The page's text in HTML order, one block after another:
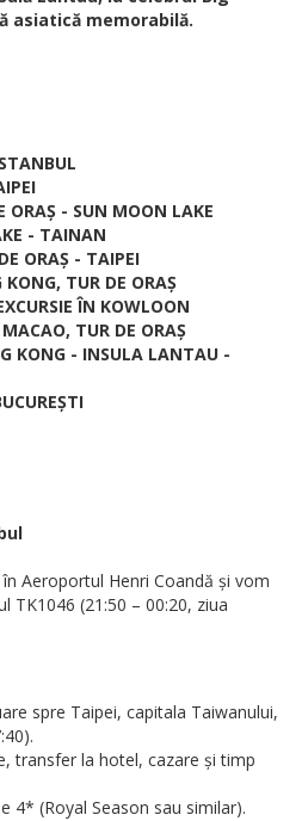
asiatică memorabilă.
- SUN MOON LAKE
- TAINAN
ORAȘ - TAIPEI
TUR DE ORAȘ
ÎN KOWLOON
TUR DE ORAȘ
KONG - INSULA LANTAU -
Aeroportul Henri Coandă și vom
TK1046 (21:50 – 00:20, ziua
spre Taipei, capitala Taiwanului,
transfer la hotel, cazare și timp
4* (Royal Season sau similar).